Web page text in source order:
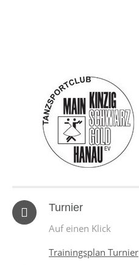
Turnier
Auf einen Klick
Trainingsplan Turnier